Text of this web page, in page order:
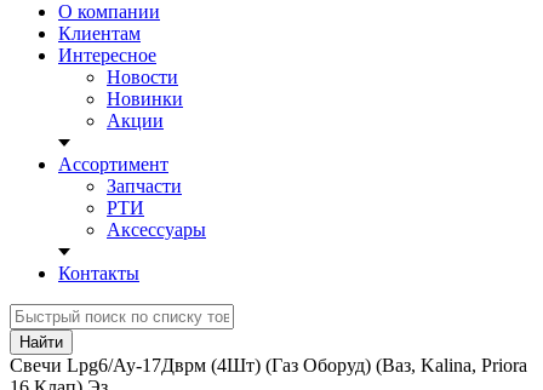
О компании
Клиентам
Интересное
Новости
Новинки
Акции
Ассортимент
Запчасти
РТИ
Аксессуары
Контакты
Найти
Свечи Lpg6/Ау-17Дврм (4Шт) (Газ Оборуд) (Ваз, Kalina, Priora